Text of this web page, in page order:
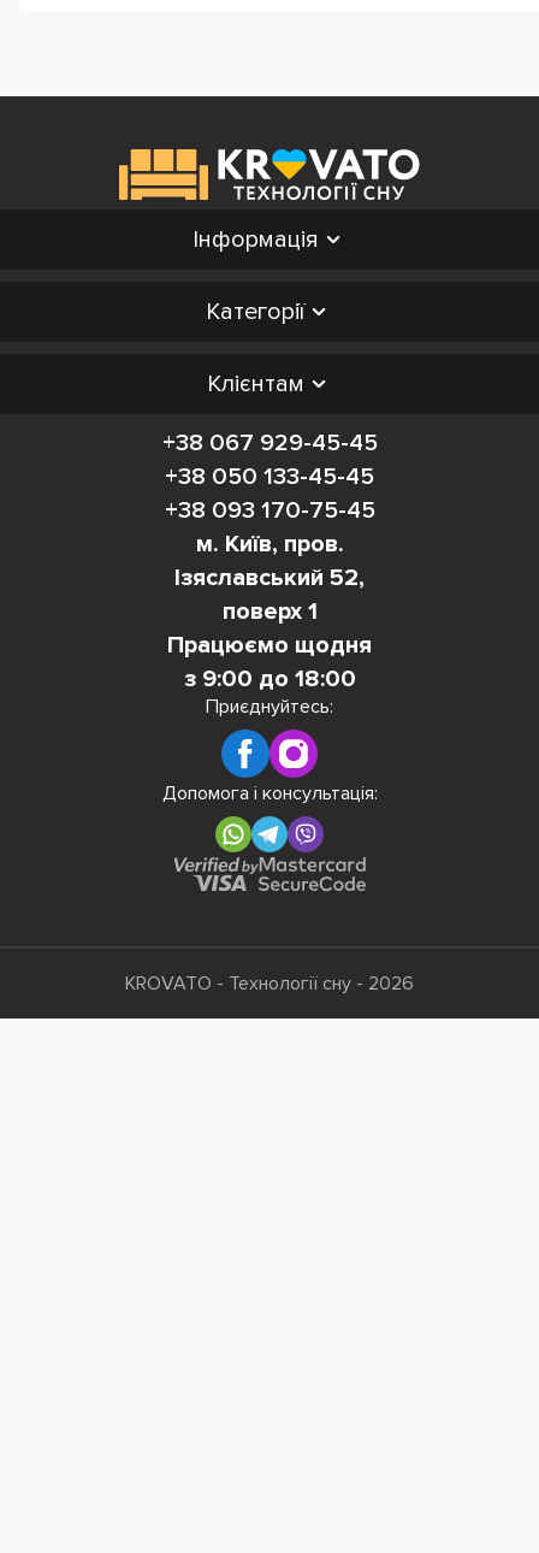
Інформація
Категорії
Клієнтам
+38 067 929-45-45
+38 050 133-45-45
+38 093 170-75-45
м. Київ, пров.
Ізяславський 52,
поверх 1
Працюємо щодня
з 9:00 до 18:00
Приєднуйтесь:
Допомога і консультація:
KROVATO - Технології сну - 2026